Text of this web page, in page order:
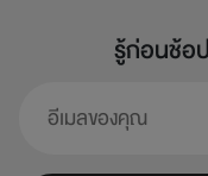
รู้ก่อนช้อ